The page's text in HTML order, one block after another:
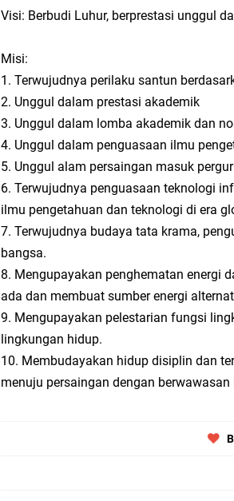
Visi: Berbudi Luhur, berprestasi unggul
Misi:
1. Terwujudnya perilaku santun
2. Unggul dalam prestasi akademik
3. Unggul dalam lomba akademik dan
4. Unggul dalam penguasaan ilmu
5. Unggul alam persaingan masuk
6. Terwujudnya penguasaan teknologi
ilmu pengetahuan dan teknologi di era
7. Terwujudnya budaya tata krama,
bangsa.
8. Mengupayakan penghematan energi
ada dan membuat sumber energi
9. Mengupayakan pelestarian fungsi
lingkungan hidup.
10. Membudayakan hidup disiplin dan
menuju persaingan dengan